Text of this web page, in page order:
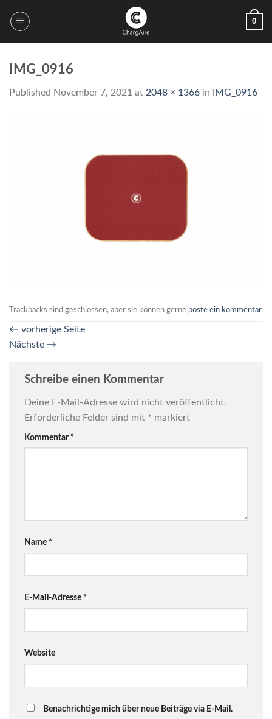
0
IMG_0916
Published November 7, 2021 at 2048 × 1366 in IMG_0916
Trackbacks sind geschlossen, aber sie können gerne poste ein kommentar.
← vorherige Seite
Nächste →
Schreibe einen Kommentar
Deine E-Mail-Adresse wird nicht veröffentlicht.
Erforderliche Felder sind mit * markiert
Kommentar *
Name *
E-Mail-Adresse *
Website
Benachrichtige mich über neue Beiträge via E-Mail.